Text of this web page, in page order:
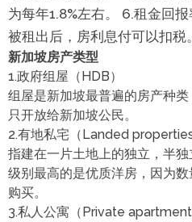
为每年1.8%左右。 6.租金回
被租出后，房利息付可以扣税。
新加坡房产类型
1.政府组屋（HDB）
组屋是新加坡最普遍的房产种类
只开放给新加坡公民。
2.有地私宅（Landed properties
指建在一片土地上的独立，半
级别最高的是优质洋房，因为
购买。
3.私人公寓（Private